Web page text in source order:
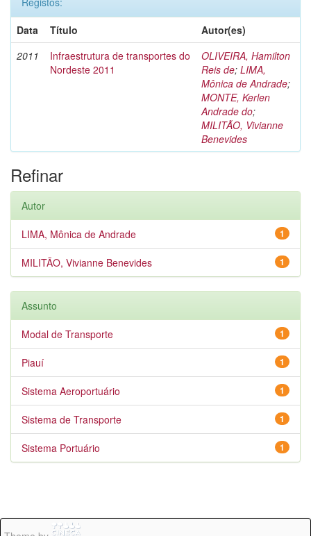
Data
Título
Autor(es)
2011
Infraestrutura de transportes do
Nordeste 2011
OLIVEIRA, Hamilton
Reis de; LIMA,
Mônica de Andrade;
MONTE, Kerlen
Andrade do;
MILITÃO, Vivianne
Benevides
Refinar
Autor
1
LIMA, Mônica de Andrade
1
MILITÃO, Vivianne Benevides
Assunto
1
Modal de Transporte
1
Piauí
1
Sistema Aeroportuário
1
Sistema de Transporte
1
Sistema Portuário